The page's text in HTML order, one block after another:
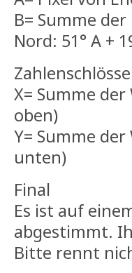
B= Summe
Nord: 51° A +
X= Summe
oben)
Y= Summe
unten)
Final
Es ist auf
abgestimmt.
Bitte rennt